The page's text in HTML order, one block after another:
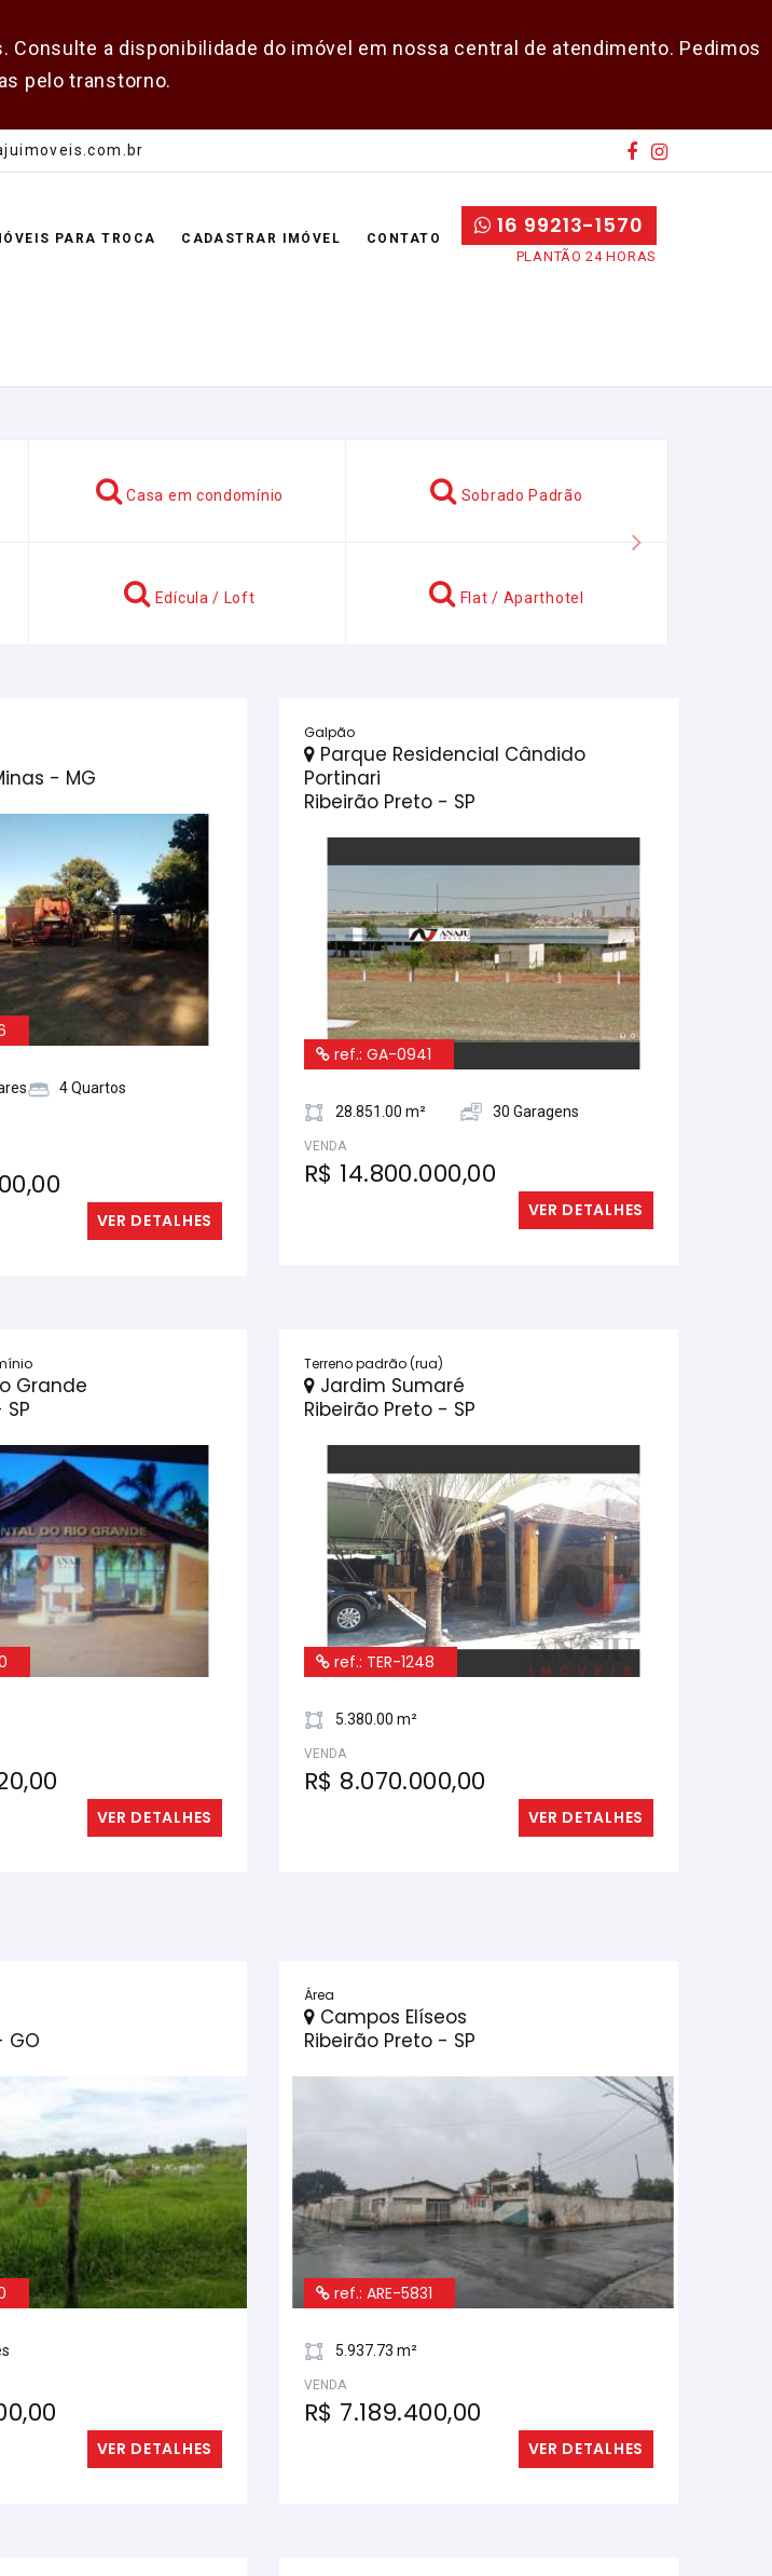
a disponibilidade do imóvel em nossa central de atendimento. Pedimos
pelo transtorno.
PARA TROCA CADASTRAR IMÓVEL CONTATO 16 99213-1570
PLANTÃO 24 HORAS
Terreno padrão (rua) Ponto Comercial: Salas
Loja / Salão Conjunto Comercial: Salas Conjunto Comercial: Studios
Próximo
- MG
4 Quartos
VER DETALHES
Galpão
Parque Residencial Cândido
Portinari
Ribeirão Preto - SP
ref.: GA-0941
28.851.00 m² 30 Garagens
VENDA
R$ 14.800.000,00
VER DETALHES
Grande
VER DETALHES
Terreno padrão (rua)
Jardim Sumaré
Ribeirão Preto - SP
ref.: TER-1248
5.380.00 m²
VENDA
R$ 8.070.000,00
VER DETALHES
GO
VER DETALHES
Área
Campos Elíseos
Ribeirão Preto - SP
ref.: ARE-5831
5.937.73 m²
VENDA
R$ 7.189.400,00
VER DETALHES